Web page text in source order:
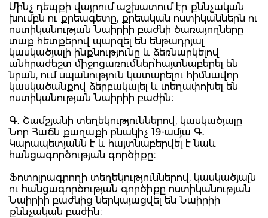
Մինչ դեպքի վայրում աշխատում էր քննչական
խումբն ու քրեագետը, քրեական ոստիկաններն ու
ոստիկանության Նաիրիի բաժնի ծառայողները
տաք հետքերով պարզել են ենթադրյալ
կասկածյալի ինքնությունը և ձեռնարկելով
անհրաժեշտ միջոցառումներ՝հայտնաբերել են
նրան, ում սպանություն կատարելու հիմնավոր
կասկածանքով ձերբակալել և տեղափոխել են
ոստիկանության Նաիրիի բաժին։
Գ․ Շամշյանի տեղեկություններով, կասկածյալը
Նոր Հաճն քաղաքի բնակիչ 19-ամյա Գ․
Կարապետյանն է և հայտնաբերվել է նաև
հանցագործության գործիքը։
Ֆոտոլրագրողի տեղեկություններով, կասկածյալն
ու հանցագործության գործիքը ոստիկանության
Նաիրիի բաժնից ներկայացվել են Նաիրիի
քննչական բաժին։